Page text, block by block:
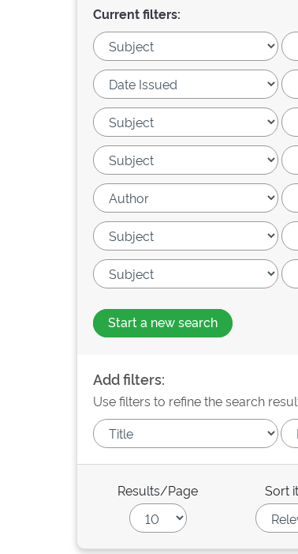
Current filters:
Start a new search
Add filters:
Use filters to refine the search
Results/Page Sort